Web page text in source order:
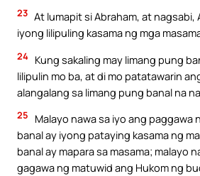
23 At lumapit si Abraham, at nagsabi,
iyong lilipuling kasama ng mga
24 Kung sakaling may limang pung
lilipulin mo ba, at di mo patatawarin
alangalang sa limang pung banal na
25
Malayo nawa sa iyo ang paggawa
banal ay iyong pataying kasama ng
banal ay mapara sa masama; malayo
gagawa ng matuwid ang Hukom ng